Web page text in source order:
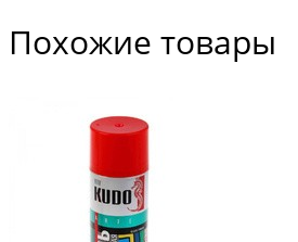
Похожие товары